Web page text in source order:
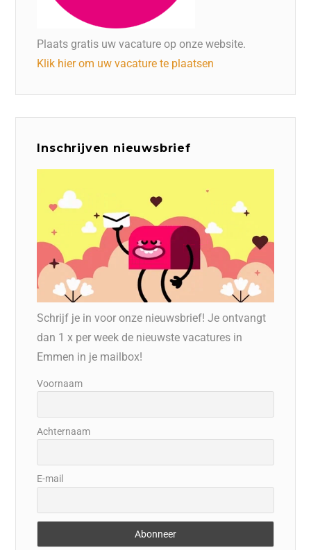
Plaats gratis uw vacature op onze website.
Klik hier om uw vacature te plaatsen
Inschrijven nieuwsbrief
Schrijf je in voor onze nieuwsbrief! Je ontvangt
dan 1 x per week de nieuwste vacatures in
Emmen in je mailbox!
Voornaam
Achternaam
E-mail